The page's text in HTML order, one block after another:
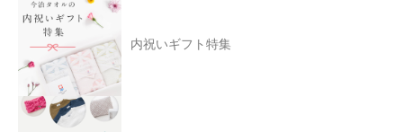
内祝いギフト特集